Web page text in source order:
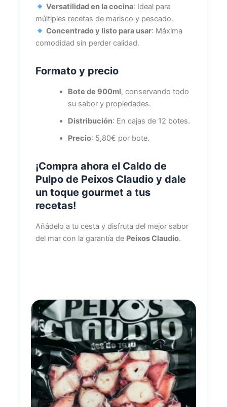
Versatilidad en la cocina: Ideal para
múltiples recetas de marisco y pescado.
Concentrado y listo para usar: Máxima
comodidad sin perder calidad.
Formato y precio
Bote de 900ml, conservando todo
su sabor y propiedades.
Distribución: En cajas de 12 botes.
Precio: 5,80€ por bote.
¡Compra ahora el Caldo de
Pulpo de Peixos Claudio y dale
un toque gourmet a tus
recetas!
Añádelo a tu cesta y disfruta del mejor sabor
del mar con la garantía de Peixos Claudio.